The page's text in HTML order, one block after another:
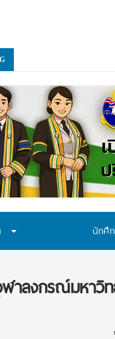
นักศึ
าลงกรณ์มหาวิท